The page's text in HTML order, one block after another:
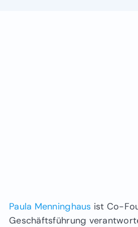
Paula Menninghaus ist Co-
Geschäftsführung